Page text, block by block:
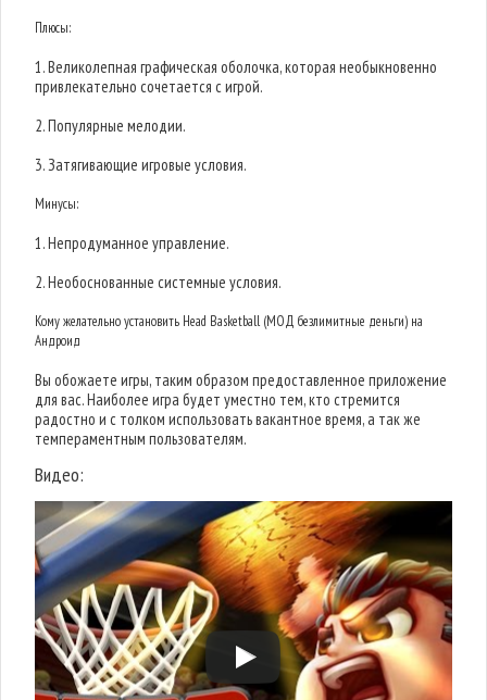
Плюсы:
1. Великолепная графическая оболочка, которая необыкновенно
привлекательно сочетается с игрой.
2. Популярные мелодии.
3. Затягивающие игровые условия.
Минусы:
1. Непродуманное управление.
2. Необоснованные системные условия.
Кому желательно установить Head Basketball (МОД безлимитные деньги) на
Андроид
Вы обожаете игры, таким образом предоставленное приложение
для вас. Наиболее игра будет уместно тем, кто стремится
радостно и с толком использовать вакантное время, а так же
темпераментным пользователям.
Видео: